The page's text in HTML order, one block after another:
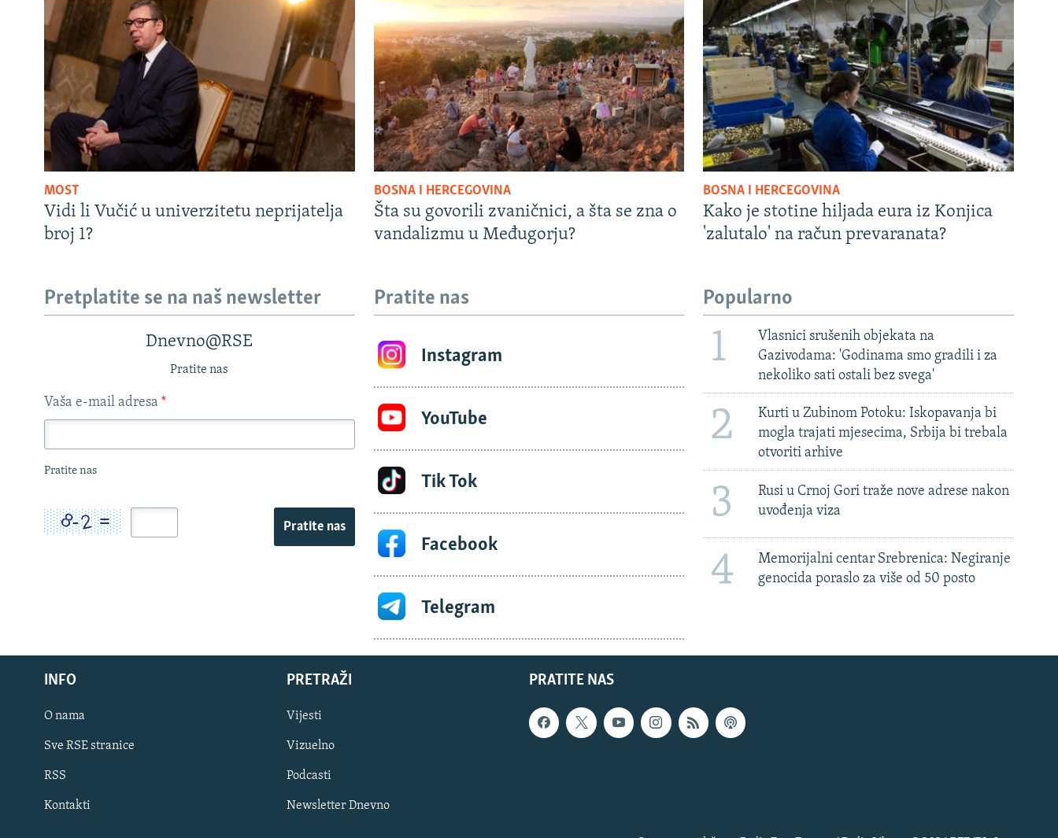
MOST
Vidi li Vučić u univerzitetu neprijatelja
broj 1?
BOSNA I HERCEGOVINA
Šta su govorili zvaničnici, a šta se zna o
vandalizmu u Međugorju?
BOSNA I HERCEGOVINA
Kako je stotine hiljada eura iz Konjica
'zalutalo' na račun prevaranata?
Pretplatite se na naš newsletter
Dnevno@RSE
Pratite nas
Vaša e-mail adresa *
Pratite nas
Pratite nas
Pratite nas
Instagram
YouTube
Tik Tok
Facebook
Telegram
Popularno
1
Vlasnici srušenih objekata na
Gazivodama: 'Godinama smo gradili i za
nekoliko sati ostali bez svega'
2
Kurti u Zubinom Potoku: Iskopavanja bi
mogla trajati mjesecima, Srbija bi trebala
otvoriti arhive
3
Rusi u Crnoj Gori traže nove adrese nakon
uvođenja viza
4
Memorijalni centar Srebrenica: Negiranje
genocida poraslo za više od 50 posto
PRATITE NAS
INFO
O nama
Sve RSE stranice
RSS
Kontakti
PRETRAŽI
Vijesti
Vizuelno
Podcasti
Newsletter Dnevno